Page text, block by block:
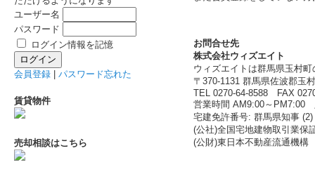
お問合せ先
株式会社ウィズエイト
ウィズエイトは群馬県玉村
〒370-1131 群馬県佐波郡玉
TEL 0270-64-8588 FAX
営業時間 AM9:00～
宅建免許番号: 群馬県知事
(公社)全国宅地建物取引業保
(公財)東日本不動産流通機構
ユーザー名
パスワード
ログイン情報を記憶
会員登録 | パスワード忘れた
賃貸物件
売却相談はこちら